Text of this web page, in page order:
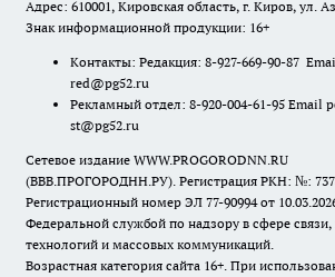
Адрес: 610001, Кировская область, г. Киров, ул.
Знак информационной продукции: 16+
Контакты: Редакция: 8-927-669-90-87
red@pg52.ru
Рекламный отдел: 8-920-004-61-95 Email
st@pg52.ru
Сетевое издание WWW.PROGORODNN.RU
(ВВВ.ПРОГОРОДНН.РУ). Регистрация РКН: №:
Регистрационный номер ЭЛ 77-90994 от
Федеральной службой по надзору в сфере
технологий и массовых коммуникаций.
Возрастная категория сайта 16+. При